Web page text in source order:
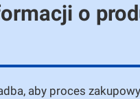
o
aby proces